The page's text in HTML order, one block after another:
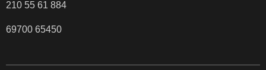
210 55 61 884
69700 65450